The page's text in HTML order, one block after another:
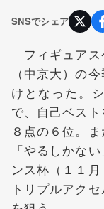
SNSでシェア
フィギュアス
（中京大）の
けとなった。
で、自己ベス
８点の６位。
「やるしかな
ンス杯（１１
トリプルアク